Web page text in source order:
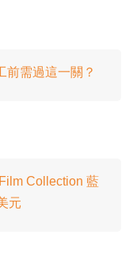
前需過這一關？
Collection 藍
元